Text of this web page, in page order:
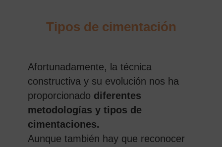
Tipos de cimentación
Afortunadamente, la técnica
constructiva y su evolución nos ha
proporcionado diferentes
metodologías y tipos de
cimentaciones.
Aunque también hay que reconocer